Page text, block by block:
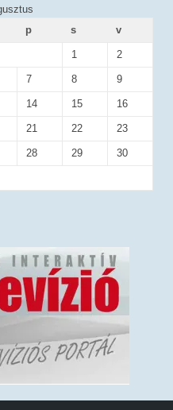
p s v
1 2
7 8 9
14 15 16
21 22 23
28 29 30